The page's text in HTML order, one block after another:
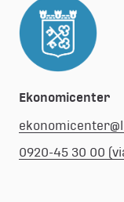
Ekonomicenter
0920-45 30 00